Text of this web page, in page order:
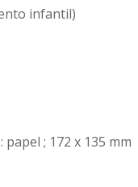
infantil)
papel ; 172 x 135 mm